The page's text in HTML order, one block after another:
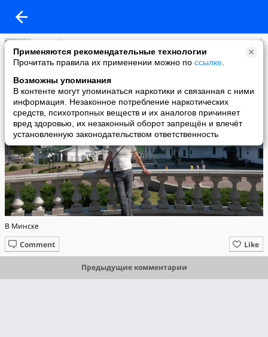
Применяются рекомендательные технологии
Прочитать правила их применении можно по ссылке
Возможны упоминания
В контенте могут упоминаться наркотики и связанная с ними
информация. Незаконное потребление наркотических
средств, психотропных веществ и их аналогов причиняет
вред здоровью, их незаконный оборот запрещён и влечёт
установленную законодательством ответственность
Сергей Исаков
added a photo
30 Jul в 15:50
В Минске
Like
Comment
Предыдущие комментарии